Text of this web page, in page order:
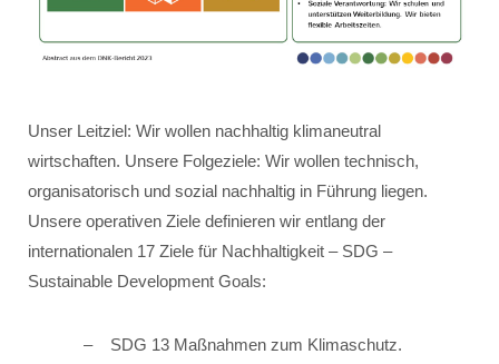
Unser Leitziel: Wir wollen nachhaltig klimaneutral
wirtschaften. Unsere Folgeziele: Wir wollen technisch,
organisatorisch und sozial nachhaltig in Führung liegen.
Unsere operativen Ziele definieren wir entlang der
internationalen 17 Ziele für Nachhaltigkeit – SDG –
Sustainable Development Goals:
SDG 13 Maßnahmen zum Klimaschutz.